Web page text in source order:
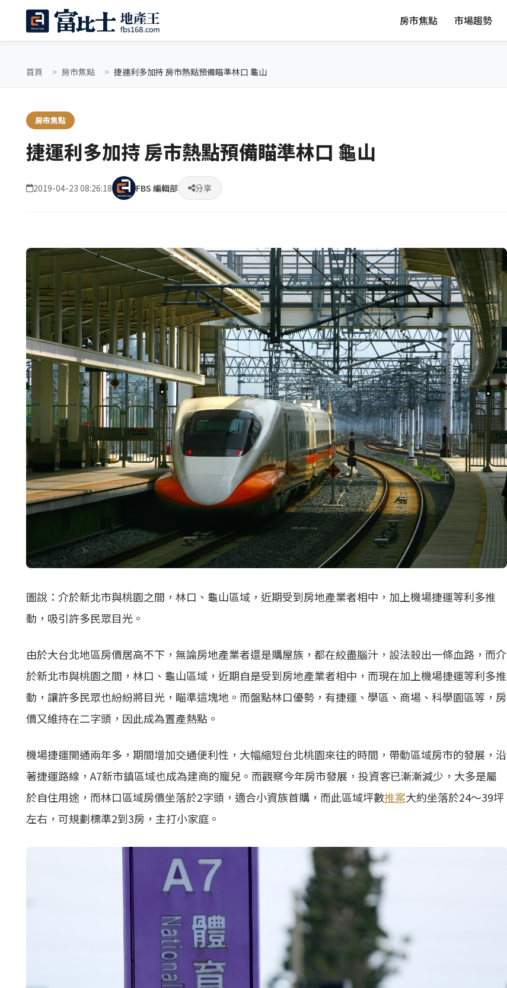
房市焦點 市場趨勢
首頁 房市焦點 捷運利多加持 房市熱點預備瞄準林口 龜山
房市焦點
捷運利多加持 房市熱點預備瞄準林口 龜山
2019-04-23 08:26:18 FBS 編輯部 分享
圖說：介於新北市與桃園之間，林口、龜山區域，近期受到房地產業者相中，加上機場捷運等利多推
動，吸引許多民眾目光。
由於大台北地區房價居高不下，無論房地產業者還是購屋族，都在絞盡腦汁，設法殺出一條血路，而介
於新北市與桃園之間，林口、龜山區域，近期自是受到房地產業者相中，而現在加上機場捷運等利多推
動，讓許多民眾也紛紛將目光，瞄準這塊地。而盤點林口優勢，有捷運、學區、商場、科學園區等，房
價又維持在二字頭，因此成為置產熱點。
機場捷運開通兩年多，期間增加交通便利性，大幅縮短台北桃園來往的時間，帶動區域房市的發展，沿
著捷運路線，A7新市鎮區域也成為建商的寵兒。而觀察今年房市發展，投資客已漸漸減少，大多是屬
於自住用途，而林口區域房價坐落於2字頭，適合小資族首購，而此區域坪數推案大約坐落於24～39坪
左右，可規劃標準2到3房，主打小家庭。